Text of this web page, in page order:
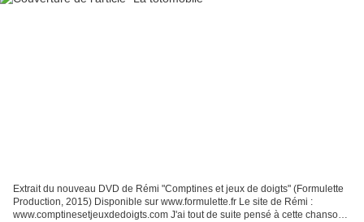
Extrait du nouveau DVD de Rémi "Comptines et jeux de doigts" (Formulette
Production, 2015) Disponible sur www.formulette.fr Le site de Rémi :
www.comptinesetjeuxdedoigts.com J'ai tout de suite pensé à cette chanson